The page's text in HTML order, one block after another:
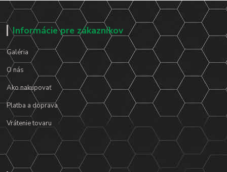
Informácie pre zákazníkov
Galéria
O nás
Ako nakupovať
Platba a doprava
Vrátenie tovaru